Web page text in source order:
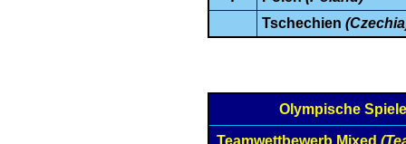
Tschechien
Olympische
Teamwettbewerb Mixed